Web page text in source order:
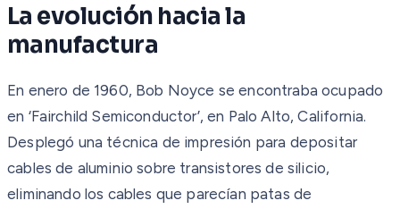
La evolución hacia la
manufactura
En enero de 1960, Bob Noyce se encontraba ocupado
en ‘Fairchild Semiconductor’, en Palo Alto, California.
Desplegó una técnica de impresión para depositar
cables de aluminio sobre transistores de silicio,
eliminando los cables que parecían patas de